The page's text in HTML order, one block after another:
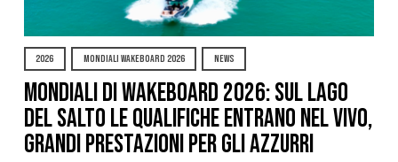
2026 MONDIALI WAKEBOARD 2026 NEWS
Mondiali di Wakeboard 2026: sul Lago
del Salto le qualifiche entrano nel vivo,
grandi prestazioni per gli azzurri